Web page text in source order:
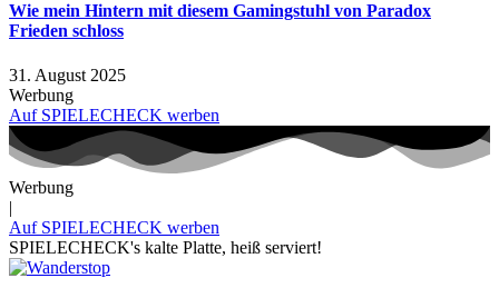
Wie mein Hintern mit diesem Gamingstuhl von Paradox
Frieden schloss
31. August 2025
Werbung
Auf SPIELECHECK werben
Werbung
|
Auf SPIELECHECK werben
SPIELECHECK's kalte Platte, heiß serviert!